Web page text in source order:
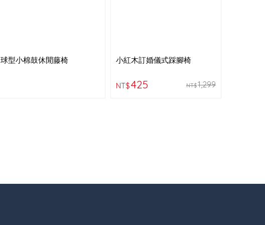
球型小棉鼓休閒藤椅 小紅木訂婚儀式踩腳椅
NT$425 NT$1,299